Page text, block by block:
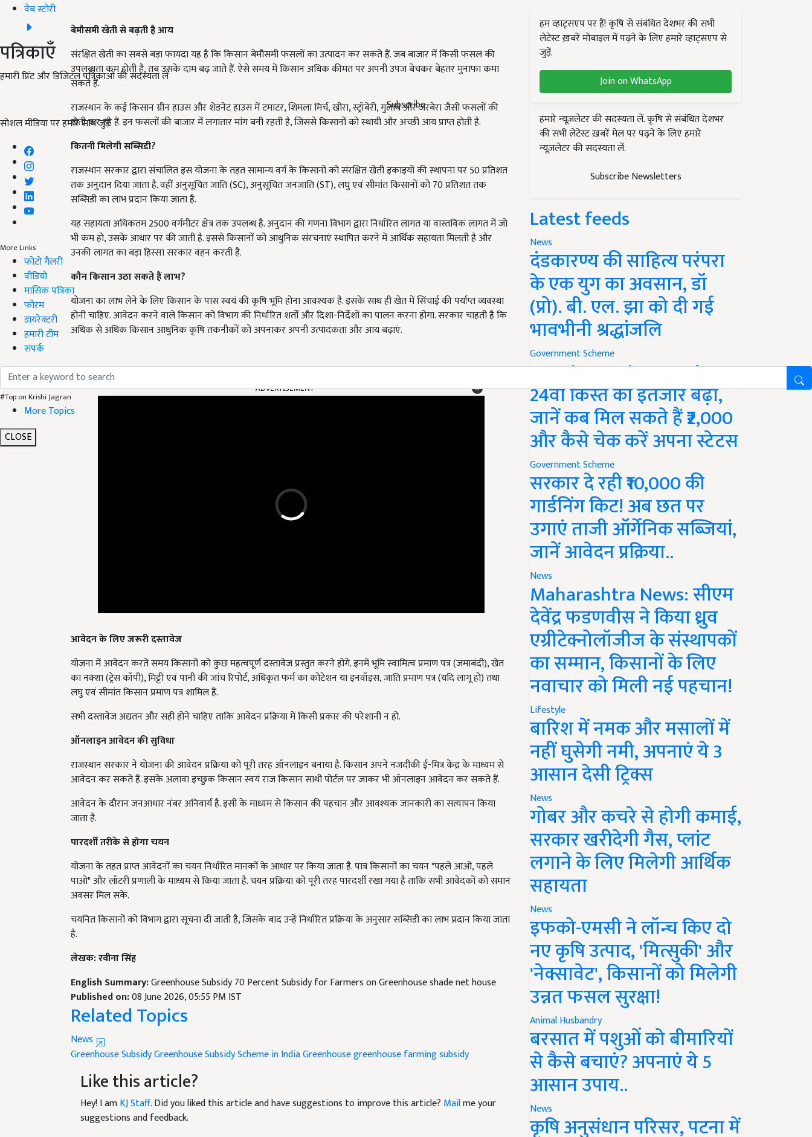
वेब स्टोरी
पत्रिकाएँ
हमारी प्रिंट और डिजिटल पत्रिकाओं की सदस्यता लें
Subscribe
सोशल मीडिया पर हमारे साथ जुड़ें:
More Links
फोटो गैलरी
वीडियो
मासिक पत्रिका
फोरम
डायरेक्टरी
हमारी टीम
संपर्क
#Top on Krishi Jagran
More Topics
CLOSE
बेमौसमी खेती से बढ़ती है आय
संरक्षित खेती का सबसे बड़ा फायदा यह है कि किसान बेमौसमी फसलों का उत्पादन कर सकते हैं. जब बाजार में किसी फसल की
उपलब्धता कम होती है, तब उसके दाम बढ़ जाते हैं. ऐसे समय में किसान अधिक कीमत पर अपनी उपज बेचकर बेहतर मुनाफा कमा
सकते हैं.
राजस्थान के कई किसान ग्रीन हाउस और शेडनेट हाउस में टमाटर, शिमला मिर्च, खीरा, स्ट्रॉबेरी, गुलाब और जरबेरा जैसी फसलों की
खेती कर रहे हैं. इन फसलों की बाजार में लगातार मांग बनी रहती है, जिससे किसानों को स्थायी और अच्छी आय प्राप्त होती है.
कितनी मिलेगी सब्सिडी?
राजस्थान सरकार द्वारा संचालित इस योजना के तहत सामान्य वर्ग के किसानों को संरक्षित खेती इकाइयों की स्थापना पर 50 प्रतिशत
तक अनुदान दिया जाता है. वहीं अनुसूचित जाति (SC), अनुसूचित जनजाति (ST), लघु एवं सीमांत किसानों को 70 प्रतिशत तक
सब्सिडी का लाभ प्रदान किया जाता है.
यह सहायता अधिकतम 2500 वर्गमीटर क्षेत्र तक उपलब्ध है. अनुदान की गणना विभाग द्वारा निर्धारित लागत या वास्तविक लागत में जो
भी कम हो, उसके आधार पर की जाती है. इससे किसानों को आधुनिक संरचनाएं स्थापित करने में आर्थिक सहायता मिलती है और
उनकी लागत का बड़ा हिस्सा सरकार वहन करती है.
कौन किसान उठा सकते हैं लाभ?
योजना का लाभ लेने के लिए किसान के पास स्वयं की कृषि भूमि होना आवश्यक है. इसके साथ ही खेत में सिंचाई की पर्याप्त व्यवस्था
होनी चाहिए. आवेदन करने वाले किसान को विभाग की निर्धारित शर्तों और दिशा-निर्देशों का पालन करना होगा. सरकार चाहती है कि
अधिक से अधिक किसान आधुनिक कृषि तकनीकों को अपनाकर अपनी उत्पादकता और आय बढ़ाएं.
का नक्शा (ट्रेस कॉपी), मिट्टी एवं पानी की जांच रिपोर्ट, अधिकृत फर्म का कोटेशन या इनवॉइस, जाति प्रमाण पत्र (यदि लागू हो) तथा
लघु एवं सीमांत किसान प्रमाण पत्र शामिल हैं.
सभी दस्तावेज अद्यतन और सही होने चाहिए ताकि आवेदन प्रक्रिया में किसी प्रकार की परेशानी न हो.
राजस्थान सरकार ने योजना की आवेदन प्रक्रिया को पूरी तरह ऑनलाइन बनाया है. किसान अपने नजदीकी ई-मित्र केंद्र के माध्यम से
आवेदन कर सकते हैं. इसके अलावा इच्छुक किसान स्वयं राज किसान साथी पोर्टल पर जाकर भी ऑनलाइन आवेदन कर सकते हैं.
आवेदन के दौरान जनआधार नंबर अनिवार्य है. इसी के माध्यम से किसान की पहचान और आवश्यक जानकारी का सत्यापन किया
जाता है.
पाओ" और लॉटरी प्रणाली के माध्यम से किया जाता है. चयन प्रक्रिया को पूरी तरह पारदर्शी रखा गया है ताकि सभी आवेदकों को समान
अवसर मिल सके.
है.
Published on:08 June 2026, 05:55 PM IST
Related Topics
News
Greenhouse Subsidy
Like this article?
Hey! I amKJ Staff. Did you liked this article and have suggestions to improve this article?
suggestions and feedback.
हम व्हाट्सएप पर हैं! कृषि से संबंधित देशभर की सभी
लेटेस्ट ख़बरें मोबाइल में पढ़ने के लिए हमारे व्हाट्सएप से
जुड़ें.
Join on WhatsApp
हमारे न्यूज़लेटर की सदस्यता लें. कृषि से संबंधित देशभर
की सभी लेटेस्ट ख़बरें मेल पर पढ़ने के लिए हमारे
न्यूज़लेटर की सदस्यता लें.
Subscribe Newsletters
Latest feeds
News
दंडकारण्य की साहित्य परंपरा
के एक युग का अवसान, डॉ
(प्रो). बी. एल. झा को दी गई
भावभीनी श्रद्धांजलि
Government Scheme
PM Kisan Yojana Update:
24वीं किस्त का इंतजार बढ़ा,
जानें कब मिल सकते हैं ₹2,000
और कैसे चेक करें अपना स्टेटस
Government Scheme
सरकार दे रही ₹10,000 की
गार्डनिंग किट! अब छत पर
उगाएं ताजी ऑर्गेनिक सब्जियां,
जानें आवेदन प्रक्रिया..
News
Maharashtra News: सीएम
देवेंद्र फडणवीस ने किया ध्रुव
एग्रीटेक्नोलॉजीज के संस्थापकों
का सम्मान, किसानों के लिए
नवाचार को मिली नई पहचान!
Lifestyle
बारिश में नमक और मसालों में
नहीं घुसेगी नमी, अपनाएं ये 3
आसान देसी ट्रिक्स
News
गोबर और कचरे से होगी कमाई,
सरकार खरीदेगी गैस, प्लांट
लगाने के लिए मिलेगी आर्थिक
सहायता
News
इफको-एमसी ने लॉन्च किए दो
नए कृषि उत्पाद, 'मित्सुकी' और
'नेक्सावेट', किसानों को मिलेगी
उन्नत फसल सुरक्षा!
Animal Husbandry
बरसात में पशुओं को बीमारियों
से कैसे बचाएं? अपनाएं ये 5
आसान उपाय..
News
कृषि अनुसंधान परिसर, पटना में